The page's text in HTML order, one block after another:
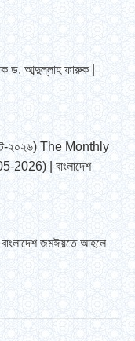
ড. আব্দুল্লাহ ফারুক |
২০২৬) The Monthly
| বাংলাদেশ
জমঈয়তে আহলে